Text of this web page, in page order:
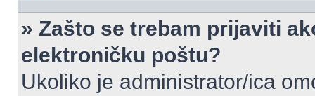
» Zašto se trebam prijaviti
elektroničku poštu?
Ukoliko je administrator/ica